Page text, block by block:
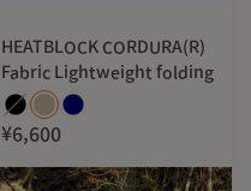
HEATBLOCK CORDURA(R)
Fabric Lightweight folding
¥6,600